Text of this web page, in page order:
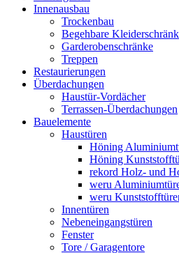
Innenausbau
Trockenbau
Begehbare
Garderobenschränke
Treppen
Restaurierungen
Überdachungen
Haustür-Vordächer
Terrassen-Überdachungen
Bauelemente
Haustüren
Höning
Höning
rekord Holz- und
weru
weru
Innentüren
Nebeneingangstüren
Fenster
Tore / Garagentore